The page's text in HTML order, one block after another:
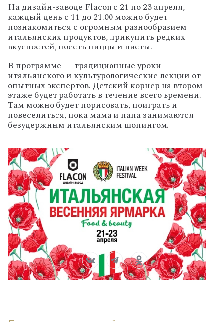
На дизайн-заводе Flacon с 21 по 23 апреля,
каждый день с 11 до 21.00 можно будет
познакомиться с огромным разнообразием
итальянских продуктов, прикупить редких
вкусностей, поесть пиццы и пасты.
В программе — традиционные уроки
итальянского и культурологические лекции от
опытных экспертов. Детский корнер на втором
этаже будет работать в течение всего времени.
Там можно будет порисовать, поиграть и
повеселиться, пока мама и папа занимаются
безудержным итальянским шопингом.